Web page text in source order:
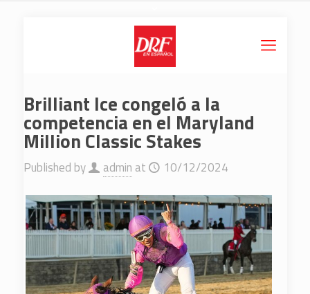
Brilliant Ice congeló a la
competencia en el Maryland
Million Classic Stakes
Published by admin at 10/12/2024